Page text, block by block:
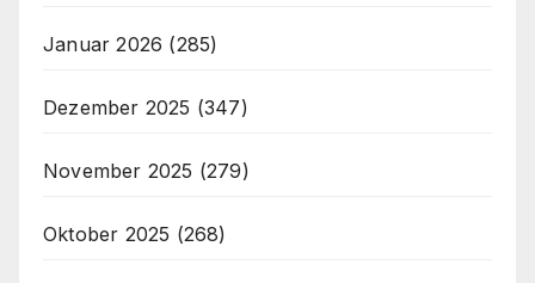
Januar 2026 (285)
Dezember 2025 (347)
November 2025 (279)
Oktober 2025 (268)